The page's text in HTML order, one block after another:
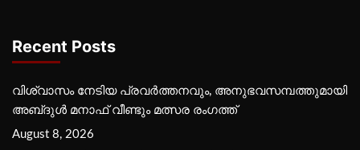
Recent Posts
വിശ്വാസം നേടിയ പ്രവർത്തനവും, അനുഭവസമ്പത്തുമായി
അബ്‌ദുൾ മനാഫ് വീണ്ടും മത്സര രംഗത്ത്
August 8, 2026